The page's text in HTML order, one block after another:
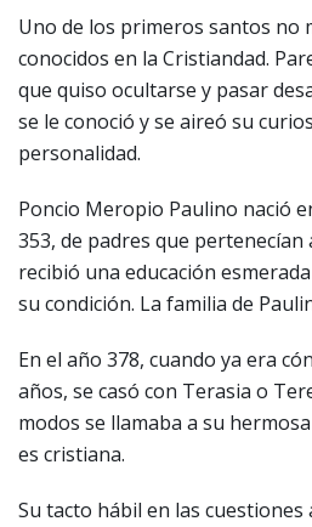
Uno de los primeros santos no
conocidos en la Cristiandad.
que quiso ocultarse y pasar
se le conoció y se aireó su
personalidad.
Poncio Meropio Paulino nació
353, de padres que
recibió una educación
su condición. La familia de
En el año 378, cuando ya era
años, se casó con Terasia o
modos se llamaba a su
es cristiana.
Su tacto hábil en las